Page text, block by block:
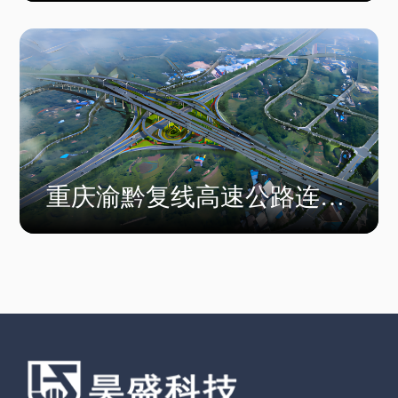
重庆渝黔复线高速公路连接
通道项目